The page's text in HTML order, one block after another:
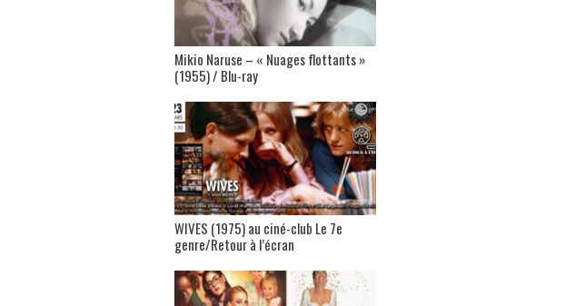
Mikio Naruse – « Nuages flottants »
(1955) / Blu-ray
WIVES (1975) au ciné-club Le 7e
genre/Retour à l’écran